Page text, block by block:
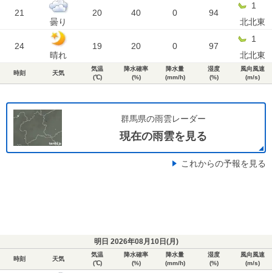
21
曇り
20 40 0 94
1
北北東
24
晴れ
19 20 0 97
1
北北東
時刻 天気
気温
(℃)
降水確率
(%)
降水量
(mm/h)
湿度
(%)
風向風速
(m/s)
群馬県の雨雲レーダー
現在の雨雲を見る
これからの予報を見る
明日 2026年08月10日(月 )
時刻 天気
気温
(℃)
降水確率
(%)
降水量
(mm/h)
湿度
(%)
風向風速
(m/s)